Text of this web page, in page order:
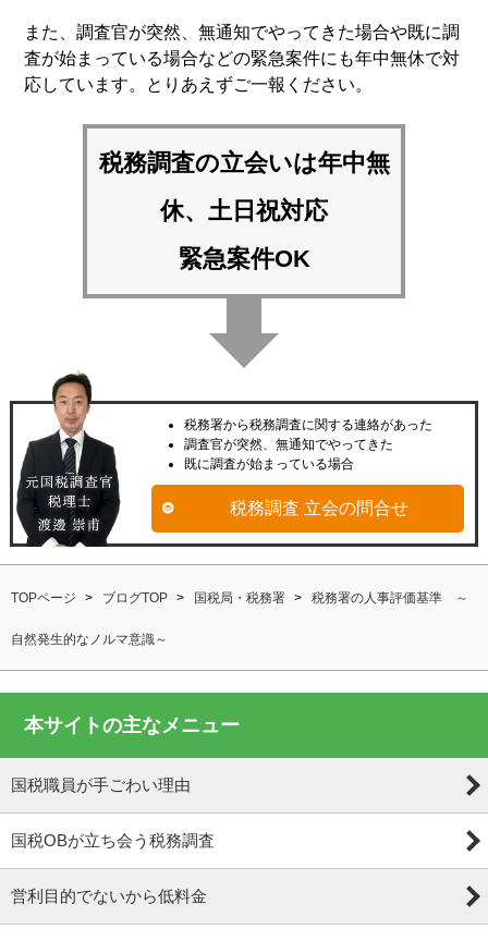
また、調査官が突然、無通知でやってきた場合や既に調
査が始まっている場合などの緊急案件にも年中無休で対
応しています。とりあえずご一報ください。
税務調査の立会いは年中無
休、土日祝対応
緊急案件OK
税務署から税務調査に関する連絡があった
調査官が突然、無通知でやってきた
既に調査が始まっている場合
税務調査 立会の問合せ
TOPページ ブログTOP 国税局・税務署 税務署の人事評価基準 ～
自然発生的なノルマ意識～
本サイトの主なメニュー
国税職員が手ごわい理由
国税OBが立ち会う税務調査
営利目的でないから低料金